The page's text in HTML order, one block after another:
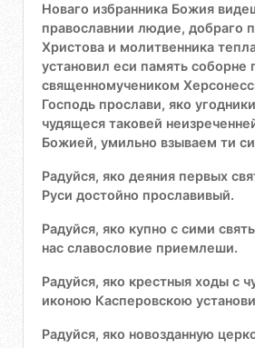
Новаго избранника Божия
православнии людие, добраго
Христова и молитвенника
установил еси память соборне
священномучеником
Господь прослави, яко
чудящеся таковей
Божией, умильно взываем ти
Радуйся, яко деяния первых
Руси достойно прославивый.
Радуйся, яко купно с сими
нас славословие приемлеши.
Радуйся, яко крестныя ходы с
иконою Касперовскою
Радуйся, яко новозданную